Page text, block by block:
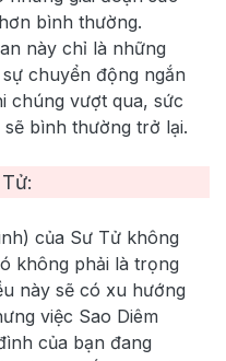
bình thường.
này chỉ là những
chuyển động ngắn
chúng vượt qua, sức
bình thường trở lại.
của Sư Tử không
không phải là trọng
này sẽ có xu hướng
việc Sao Diêm
của bạn đang